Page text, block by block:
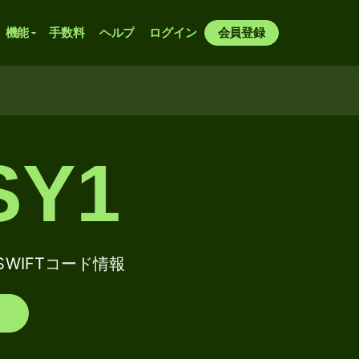
機能 手数料 ヘルプ ログイン 会員登録
コード情報